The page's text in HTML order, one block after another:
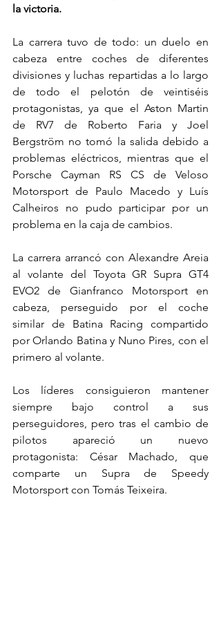
la victoria.
La carrera tuvo de todo: un duelo en
cabeza entre coches de diferentes
divisiones y luchas repartidas a lo largo
de todo el pelotón de veintiséis
protagonistas, ya que el Aston Martin
de RV7 de Roberto Faria y Joel
Bergström no tomó la salida debido a
problemas eléctricos, mientras que el
Porsche Cayman RS CS de Veloso
Motorsport de Paulo Macedo y Luís
Calheiros no pudo participar por un
problema en la caja de cambios.
La carrera arrancó con Alexandre Areia
al volante del Toyota GR Supra GT4
EVO2 de Gianfranco Motorsport en
cabeza, perseguido por el coche
similar de Batina Racing compartido
por Orlando Batina y Nuno Pires, con el
primero al volante.
Los líderes consiguieron mantener
siempre bajo control a sus
perseguidores, pero tras el cambio de
pilotos apareció un nuevo
protagonista: César Machado, que
comparte un Supra de Speedy
Motorsport con Tomás Teixeira.